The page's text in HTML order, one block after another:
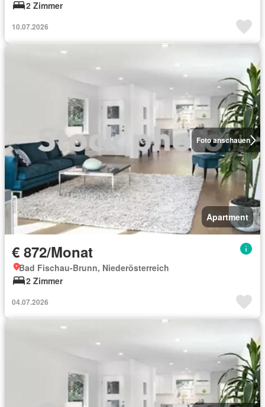
2 Zimmer
10.07.2026
Foto anschauen
Apartment
€ 872/Monat
Bad Fischau-Brunn, Niederösterreich
2 Zimmer
04.07.2026